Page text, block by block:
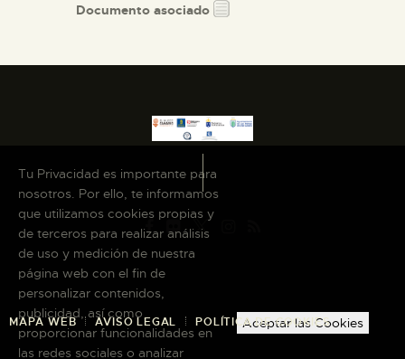
Documento asociado
MAPA WEB AVISO LEGAL POLÍTICA DE COOKIES
Tu Privacidad es importante para
nosotros. Por ello, te informamos
que utilizamos cookies propias y
de terceros para realizar análisis
de uso y medición de nuestra
página web con el fin de
personalizar contenidos,
publicidad, así como
proporcionar funcionalidades en
las redes sociales o analizar
Aceptar las Cookies